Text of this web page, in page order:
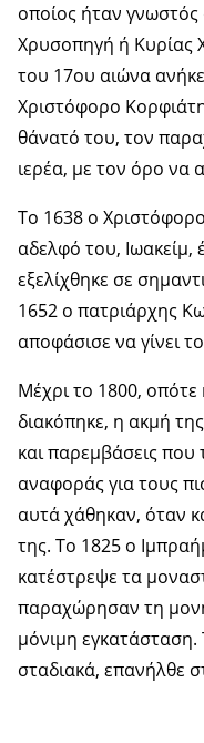
οποίος ήταν
Χρυσοπηγή ή Κυρίας
του 17ου αιώνα
Χριστόφορο
θάνατό του, τον
ιερέα, με τον όρο να
Το 1638 ο
αδελφό του, Ιωακείμ,
εξελίχθηκε σε
1652 ο πατριάρχης
αποφάσισε να γίνει
Μέχρι το 1800, οπότε
διακόπηκε, η ακμή
και παρεμβάσεις που
αναφοράς για τους
αυτά χάθηκαν, όταν
της. Το 1825 ο
κατέστρεψε τα
παραχώρησαν τη
μόνιμη
σταδιακά, επανήλθε